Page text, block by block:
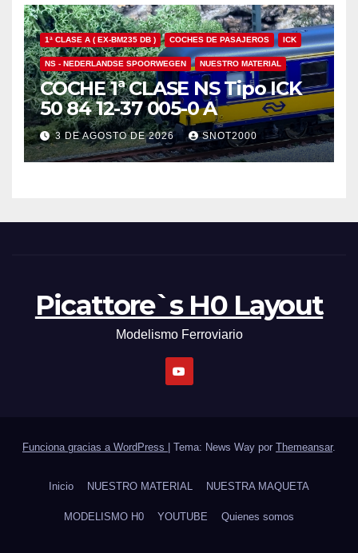
1ª CLASE A ( EX-BM235 DB ) COCHES DE PASAJEROS ICK
NS - NEDERLANDSE SPOORWEGEN NUESTRO MATERIAL
COCHE 1ª CLASE NS Tipo ICK
50 84 12-37 005-0 A
3 DE AGOSTO DE 2026 SNOT2000
Picattore`s H0 Layout
Modelismo Ferroviario
Funciona gracias a WordPress Tema: News Way por Themeansar.
Inicio NUESTRO MATERIAL NUESTRA MAQUETA
MODELISMO H0 YOUTUBE Quienes somos